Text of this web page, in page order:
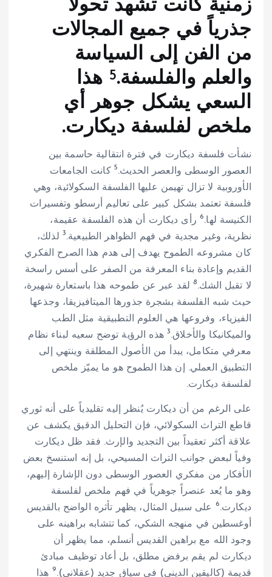
زمنية كانت تشهد تحولاً
جذرياً في جميع المجالات
من الفن إلى السياسة
والعلم والفلسفة.5 هذا
السعي يشكل جوهر أي
ملخص لفلسفة ديكارت.
نشأت فلسفة ديكارت في فترة انتقالية حاسمة بين
العصور الوسطى والعصر الحديث.5 كانت الجامعات
الأوروبية لا تزال تهيمن عليها الفلسفة السكولائية، وهي
فلسفة تعتمد بشكل كبير على تعاليم أرسطو وتفسيرات
الكنيسة لها.6رأى ديكارت أن هذه الفلسفة عقيمة،
نظرية، وغير مجدية في فهم الظواهر الطبيعية.3 لذلك،
كان مشروعه الطموح يهدف إلى هدم هذا الصرح الفكري
القديم وإعادة بناء المعرفة من الصفر على أسس راسخة
لا تقبل الشك.8لقد عبر عن طموحه هذا باستعارة شهيرة،
حيث شبه الفلسفة بشجرة جذورها الميتافيزيقا، وجذعها
الفيزياء، وفروعها هي العلوم التطبيقية مثل الطب
والميكانيكا والأخلاق.3 هذه الرؤية توضح سعيه لبناء نظام
معرفي متكامل، يبدأ من الأصول المطلقة وينتهي إلى
التطبيق العملي. إن هذا الطموح هو ما يميّز ملخص
لفلسفة ديكارت.
على الرغم من أن ديكارت يُنظر إليه تقليدياً على أنه ثوري
قاطع التراث السكولائي، فإن التحليل الدقيق يكشف عن
علاقة أكثر تعقيداً بين التجديد والإرث. فقد ظل ديكارت
وفياً لبعض جوانب التراث المسيحي، بل إنه استنسخ بعض
الأفكار من مفكري العصور الوسطى دون الإشارة إليهم،
وهو ما يُعد عنصراً جوهرياً في فهم ملخص لفلسفة
ديكارت.6
على سبيل المثال، يظهر تأثره الواضح بالقديس
أوغسطين في منهجه الشكي، كما تتشابه براهينه على
وجود الله مع براهين القديس أنسلم، مما يظهر أن
ديكارت لم يقم برفض مطلق، بل أعاد توظيف مبادئ
قديمة (كاليقين الديني) في سياق جديد (عقلاني).9 هذا